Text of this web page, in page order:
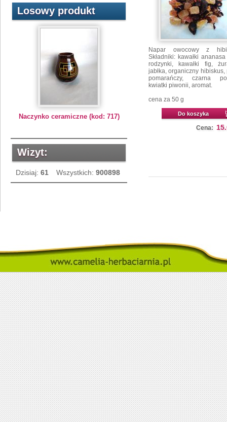
Losowy produkt
Naczynko ceramiczne (kod: 717)
Wizyt:
Dzisiaj: 61 Wszystkich: 900898
Napar owocowy z
Składniki: kawałki
rodzynki, kawałki fig,
jabłka, organiczny hibiskus,
pomarańczy, czarna
kwiatki piwonii, aromat.
cena za 50 g
Do koszyka
Cena: